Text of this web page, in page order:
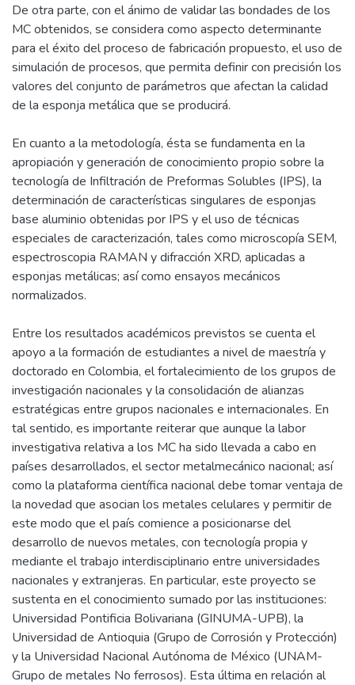
De otra parte, con el ánimo de validar las bondades de los
MC obtenidos, se considera como aspecto determinante
para el éxito del proceso de fabricación propuesto, el uso de
simulación de procesos, que permita definir con precisión los
valores del conjunto de parámetros que afectan la calidad
de la esponja metálica que se producirá.
En cuanto a la metodología, ésta se fundamenta en la
apropiación y generación de conocimiento propio sobre la
tecnología de Infiltración de Preformas Solubles (IPS), la
determinación de características singulares de esponjas
base aluminio obtenidas por IPS y el uso de técnicas
especiales de caracterización, tales como microscopía SEM,
espectroscopia RAMAN y difracción XRD, aplicadas a
esponjas metálicas; así como ensayos mecánicos
normalizados.
Entre los resultados académicos previstos se cuenta el
apoyo a la formación de estudiantes a nivel de maestría y
doctorado en Colombia, el fortalecimiento de los grupos de
investigación nacionales y la consolidación de alianzas
estratégicas entre grupos nacionales e internacionales. En
tal sentido, es importante reiterar que aunque la labor
investigativa relativa a los MC ha sido llevada a cabo en
países desarrollados, el sector metalmecánico nacional; así
como la plataforma científica nacional debe tomar ventaja de
la novedad que asocian los metales celulares y permitir de
este modo que el país comience a posicionarse del
desarrollo de nuevos metales, con tecnología propia y
mediante el trabajo interdisciplinario entre universidades
nacionales y extranjeras. En particular, este proyecto se
sustenta en el conocimiento sumado por las instituciones:
Universidad Pontificia Bolivariana (GINUMA-UPB), la
Universidad de Antioquia (Grupo de Corrosión y Protección)
y la Universidad Nacional Autónoma de México (UNAM-
Grupo de metales No ferrosos). Esta última en relación al